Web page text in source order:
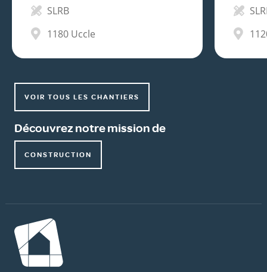
SLRB
1180 Uccle
VOIR TOUS LES CHANTIERS
Découvrez notre mission de
CONSTRUCTION
Image